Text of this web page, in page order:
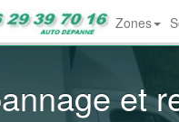
Zones
et